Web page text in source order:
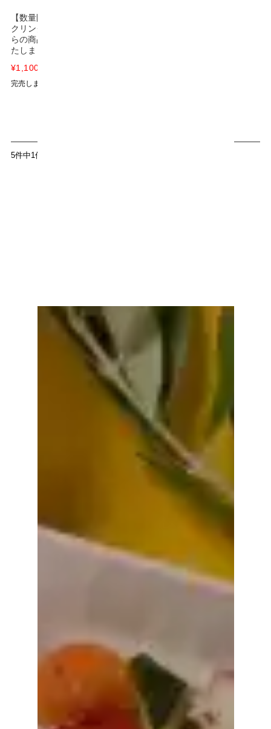
【数量限定】愛してる スパー
クリング 2026年 300ml /こち
らの商品はご好評につき完売い
たしました。
¥1,100
完売しました
5件中1件～5件を表示